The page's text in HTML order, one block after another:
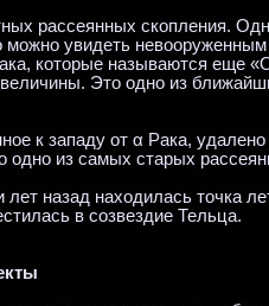
рассеянных скопления.
увидеть невооруженным
которые называются еще
Это одно из
к западу от α Рака,
одно из самых старых
лет назад находилась точка
в созвездие Тельца.